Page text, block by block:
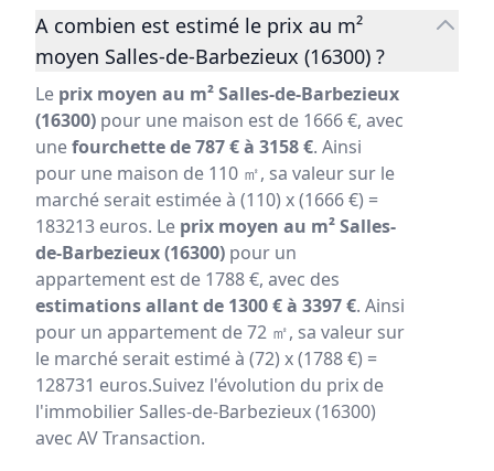
A combien est estimé le prix au m²
moyen Salles-de-Barbezieux (16300) ?
Le prix moyen au m² Salles-de-Barbezieux
(16300) pour une maison est de 1666 €, avec
unefourchette de 787 € à 3158 €. Ainsi
pour une maison de 110 ㎡, sa valeur sur le
marché serait estimée à (110) x (1666 €) =
183213 euros. Le prix moyen au m² Salles-
de-Barbezieux (16300) pour un
appartement est de 1788 €, avec des
estimations allant de 1300 € à 3397 €. Ainsi
pour un appartement de 72 ㎡, sa valeur sur
le marché serait estimé à (72) x (1788 €) =
128731 euros.Suivez l'évolution du prix de
l'immobilier Salles-de-Barbezieux (16300)
avec AV Transaction.